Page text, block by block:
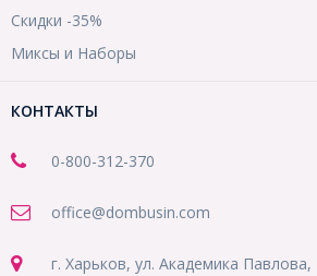
Скидки -35%
Миксы и Наборы
КОНТАКТЫ
0-800-312-370
office@dombusin.com
г. Харьков, ул. Академика Павлова,